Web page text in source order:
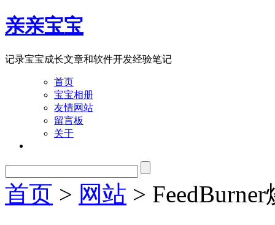
亲亲宝宝
记录宝宝成长文章和软件开发经验笔记
首页
宝宝相册
友情网站
留言板
关于
首页 > 网站 >